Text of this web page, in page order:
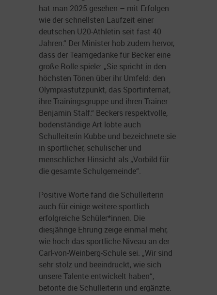
hat man 2025 gesehen – mit Erfolgen
wie der schnellsten Laufzeit einer
deutschen U20-Athletin seit fast 40
Jahren.“ Der Minister hob zudem hervor,
dass der Teamgedanke für Becker eine
große Rolle spiele: „Sie spricht in den
höchsten Tönen über ihr Umfeld: den
Olympiastützpunkt, das Sportinternat,
ihre Trainingsgruppe und ihren Trainer
Benjamin Stalf.“ Beckers respektvolle,
bodenständige Art lobte auch
Schulleiterin Kubbe und bezeichnete sie
in sportlicher, schulischer und
menschlicher Hinsicht als „Vorbild für
die gesamte Schulgemeinde“.
Positive Worte fand die Schulleiterin
auch für einige weitere sportlich
erfolgreiche Schüler*innen. Die
diesjährige Ehrung zeige einmal mehr,
wie hoch das sportliche Niveau an der
Carl-von-Weinberg-Schule sei. „Wir sind
sehr stolz und beeindruckt, wie sich
unsere Talente entwickelt haben“,
betonte die Schulleiterin und ergänzte: